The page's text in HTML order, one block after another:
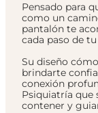
Pensado para
como un
pantalón te
cada paso de
Su diseño
brindarte
conexión
Psiquiatría que
contener y